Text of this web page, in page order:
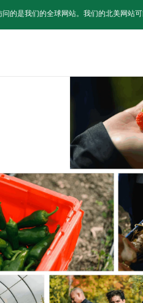
的是我们的全球网站。我们的北美网站可